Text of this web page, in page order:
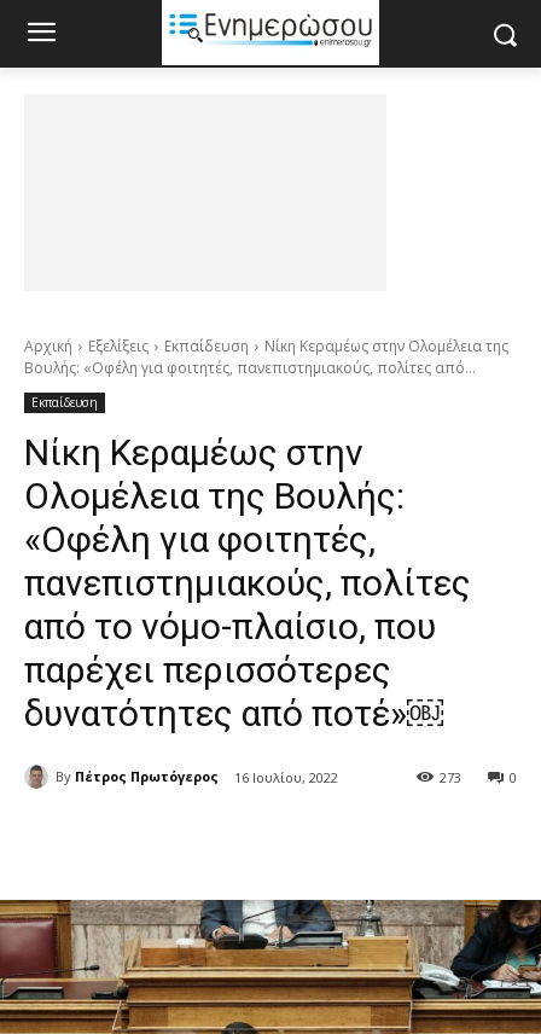
Αρχική Εξελίξεις Εκπαίδευση
Νίκη Κεραμέως στην Ολομέλεια της
Βουλής: «Οφέλη για φοιτητές, πανεπιστημιακούς, πολίτες από...
Εκπαίδευση
Νίκη Κεραμέως στην
Ολομέλεια της Βουλής:
«Οφέλη για φοιτητές,
πανεπιστημιακούς, πολίτες
από το νόμο-πλαίσιο, που
παρέχει περισσότερες
δυνατότητες από ποτέ»￼
By Πέτρος Πρωτόγερος 16 Ιουλίου, 2022 0
273